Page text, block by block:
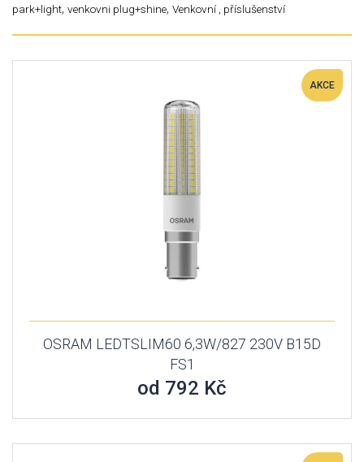
park+light, venkovni plug+shine, Venkovní , příslušenství
AKCE
OSRAM LEDTSLIM60 6,3W/827 230V B15D
FS1
od 792 Kč